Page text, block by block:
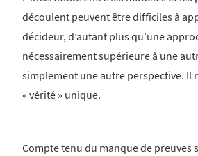
découlent peuvent être difficiles à
décideur, d’autant plus qu’une
nécessairement supérieure à une
simplement une autre perspective. Il
« vérité » unique.
Compte tenu du manque de preuves